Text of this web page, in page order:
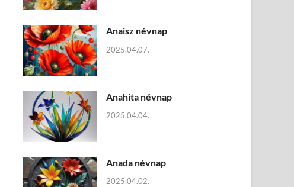
Anaisz névnap
2025.04.07.
Anahita névnap
2025.04.04.
Anada névnap
2025.04.02.